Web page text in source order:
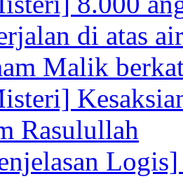
di atas
Malik
Rasulullah